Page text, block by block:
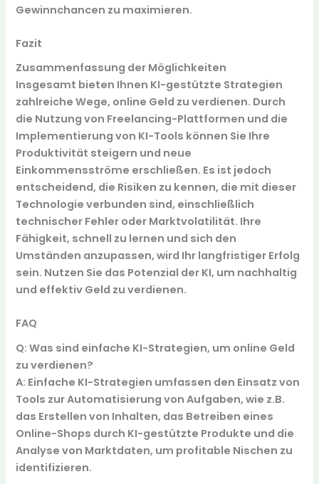
Gewinnchancen zu maximieren.
Fazit
Zusammenfassung der Möglichkeiten
Insgesamt bieten Ihnen KI-gestützte Strategien
zahlreiche Wege, online Geld zu verdienen. Durch
die Nutzung von Freelancing-Plattformen und die
Implementierung von KI-Tools können Sie Ihre
Produktivität steigern und neue
Einkommensströme erschließen. Es ist jedoch
entscheidend, die Risiken zu kennen, die mit dieser
Technologie verbunden sind, einschließlich
technischer Fehler oder Marktvolatilität. Ihre
Fähigkeit, schnell zu lernen und sich den
Umständen anzupassen, wird Ihr langfristiger Erfolg
sein. Nutzen Sie das Potenzial der KI, um nachhaltig
und effektiv Geld zu verdienen.
FAQ
Q: Was sind einfache KI-Strategien, um online Geld
zu verdienen?
A: Einfache KI-Strategien umfassen den Einsatz von
Tools zur Automatisierung von Aufgaben, wie z.B.
das Erstellen von Inhalten, das Betreiben eines
Online-Shops durch KI-gestützte Produkte und die
Analyse von Marktdaten, um profitable Nischen zu
identifizieren.